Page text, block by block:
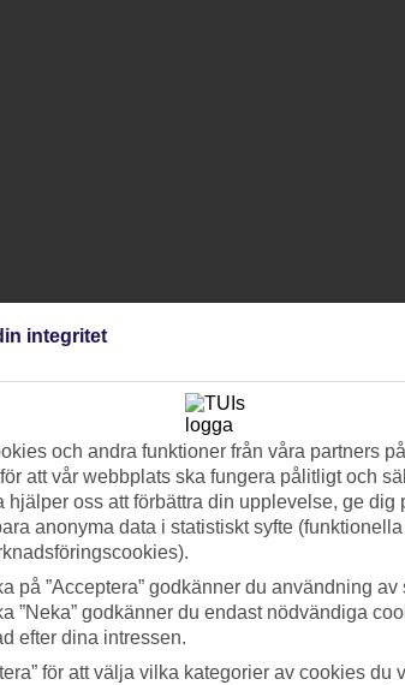
integritet
och andra funktioner från våra partners
att vår webbplats ska fungera pålitligt och
hjälper oss att förbättra din upplevelse, ge dig
anonyma data i statistiskt syfte
på ”Acceptera” godkänner du användning
”Neka” godkänner du endast nödvändiga
efter dina intressen.
för att välja vilka kategorier av cookies du